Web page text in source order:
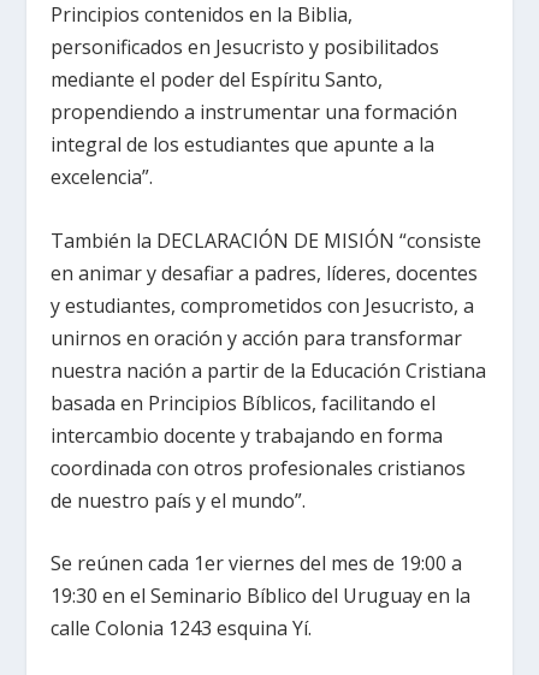
Principios contenidos en la Biblia,
personificados en Jesucristo y posibilitados
mediante el poder del Espíritu Santo,
propendiendo a instrumentar una formación
integral de los estudiantes que apunte a la
excelencia”.
También la DECLARACIÓN DE MISIÓN “consiste
en animar y desafiar a padres, líderes, docentes
y estudiantes, comprometidos con Jesucristo, a
unirnos en oración y acción para transformar
nuestra nación a partir de la Educación Cristiana
basada en Principios Bíblicos, facilitando el
intercambio docente y trabajando en forma
coordinada con otros profesionales cristianos
de nuestro país y el mundo”.
Se reúnen cada 1er viernes del mes de 19:00 a
19:30 en el Seminario Bíblico del Uruguay en la
calle Colonia 1243 esquina Yí.